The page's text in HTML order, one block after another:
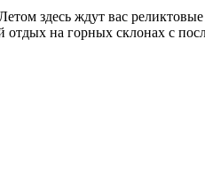
здесь ждут вас
на горных склонах с